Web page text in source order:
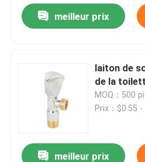
meilleur prix
laiton de
de la
MOQ：500
Prix：$0.55
meilleur prix